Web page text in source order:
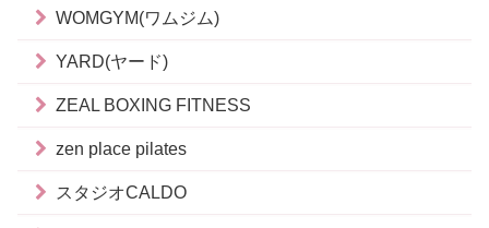
WOMGYM(ワムジム)
YARD(ヤード)
ZEAL BOXING FITNESS
zen place pilates
スタジオCALDO